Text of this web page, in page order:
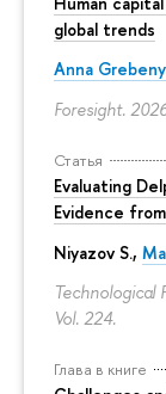
global trends
Anna
Foresight.
Статья
Evaluating
Evidence
Niyazov S.,
Technological
Vol. 224.
Глава в книге